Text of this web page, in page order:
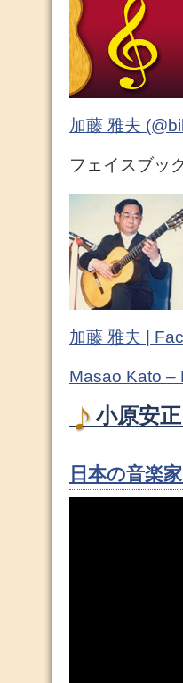
加藤 雅夫
フェイスブッ
加藤 雅夫 |
Masao Kato –
小原安
日本の音楽